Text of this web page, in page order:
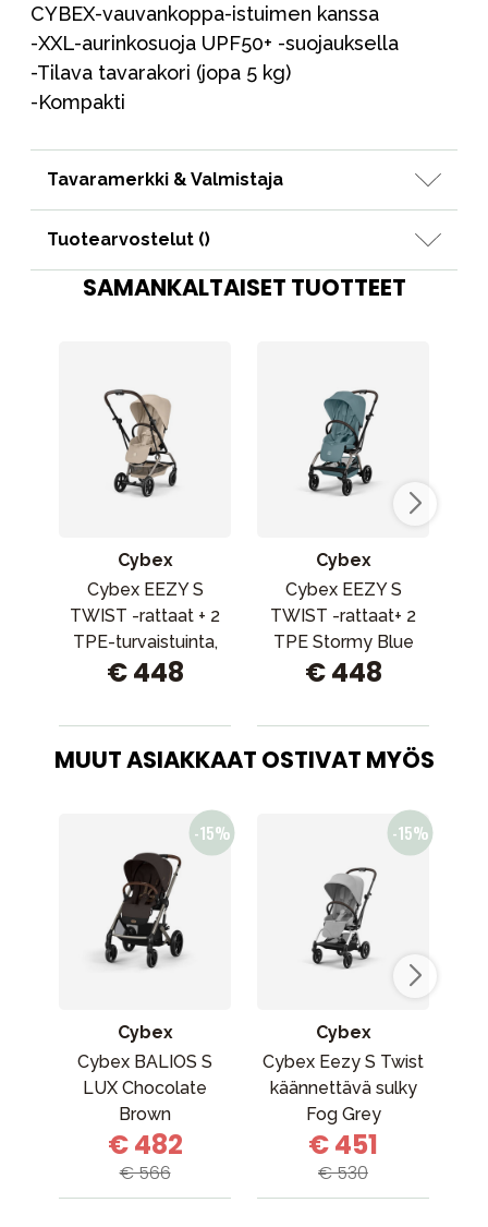
CYBEX-vauvankoppa-istuimen kanssa
-XXL-aurinkosuoja UPF50+ -suojauksella
-Tilava tavarakori (jopa 5 kg)
-Kompakti
Tavaramerkki & Valmistaja
Tuotearvostelut ()
SAMANKALTAISET TUOTTEET
Cybex
Cybex EEZY S
TWIST -rattaat + 2
TPE-turvaistuinta,
Almond Beige
€ 448
Cybex
Cybex EEZY S
TWIST -rattaat+ 2
TPE Stormy Blue
€ 448
MUUT ASIAKKAAT OSTIVAT MYÖS
Cybex
Cybex BALIOS S
LUX Chocolate
Brown
€ 482
€ 566
Cybex
Cybex Eezy S Twist
käännettävä sulky
Fog Grey
€ 451
€ 530